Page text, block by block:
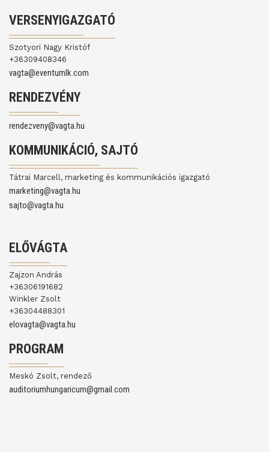
VERSENYIGAZGATÓ
Szotyori Nagy Kristóf
+36309408346
vagta@eventumlk.com
RENDEZVÉNY
rendezveny@vagta.hu
KOMMUNIKÁCIÓ, SAJTÓ
Tátrai Marcell, marketing és kommunikációs igazgató
marketing@vagta.hu
sajto@vagta.hu
ELŐVÁGTA
Zajzon András
+36306191682
Winkler Zsolt
+36304488301
elovagta@vagta.hu
PROGRAM
Meskó Zsolt, rendező
auditoriumhungaricum@gmail.com